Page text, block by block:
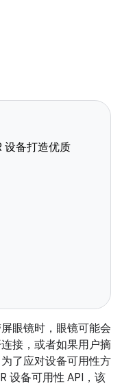
设备打造优质
眼镜时，眼镜可能会
接，或者如果用户摘
了应对设备可用性方
设备可用性 API，该